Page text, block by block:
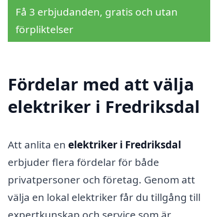
Få 3 erbjudanden, gratis och utan
förpliktelser
Fördelar med att välja
elektriker i Fredriksdal
Att anlita en elektriker i Fredriksdal
erbjuder flera fördelar för både
privatpersoner och företag. Genom att
välja en lokal elektriker får du tillgång till